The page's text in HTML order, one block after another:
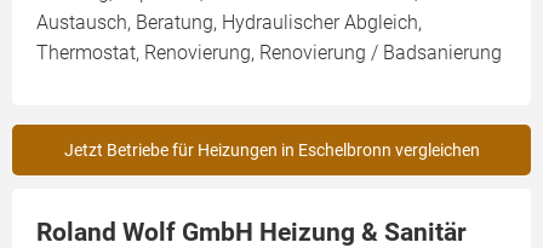
Austausch, Beratung, Hydraulischer Abgleich,
Thermostat, Renovierung, Renovierung / Badsanierung
Jetzt Betriebe für Heizungen in Eschelbronn vergleichen
Roland Wolf GmbH Heizung & Sanitär